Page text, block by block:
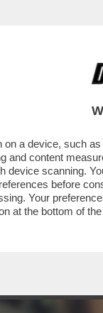
MAI
DI...'
a device, such
and content
device scanning.
before
Your
at the bottom of